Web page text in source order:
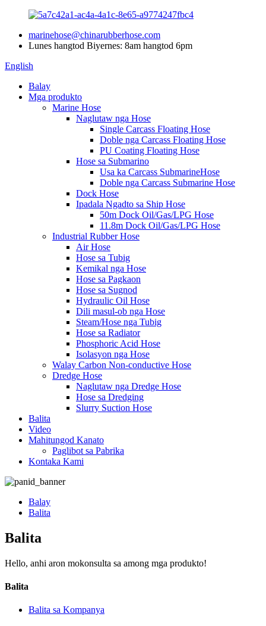
marinehose@chinarubberhose.com
Lunes hangtod Biyernes: 8am hangtod 6pm
English
Balay
Mga produkto
Marine Hose
Naglutaw nga Hose
Single Carcass Floating Hose
Doble nga Carcass Floating Hose
PU Coating Floating Hose
Hose sa Submarino
Usa ka Carcass SubmarineHose
Doble nga Carcass Submarine Hose
Dock Hose
Ipadala Ngadto sa Ship Hose
50m Dock Oil/Gas/LPG Hose
11.8m Dock Oil/Gas/LPG Hose
Industrial Rubber Hose
Air Hose
Hose sa Tubig
Kemikal nga Hose
Hose sa Pagkaon
Hose sa Sugnod
Hydraulic Oil Hose
Dili masul-ob nga Hose
Steam/Hose nga Tubig
Hose sa Radiator
Phosphoric Acid Hose
Isolasyon nga Hose
Walay Carbon Non-conductive Hose
Dredge Hose
Naglutaw nga Dredge Hose
Hose sa Dredging
Slurry Suction Hose
Balita
Video
Mahitungod Kanato
Paglibot sa Pabrika
Kontaka Kami
Balay
Balita
Balita
Hello, anhi aron mokonsulta sa among mga produkto!
Balita
Balita sa Kompanya